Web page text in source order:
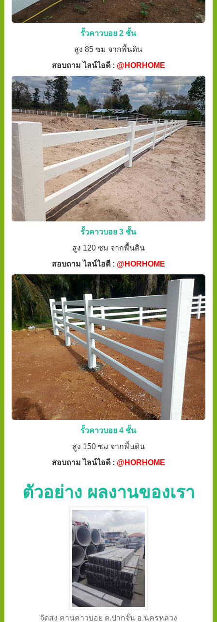
รั้วคาวบอย 2 ชั้น
สูง 85 ซม จากพื้นดิน
สอบถาม ไลน์ไอดี : @HORHOME
รั้วคาวบอย 3 ชั้น
สูง 120 ซม จากพื้นดิน
สอบถาม ไลน์ไอดี : @HORHOME
รั้วคาวบอย 4 ชั้น
สูง 150 ซม จากพื้นดิน
สอบถาม ไลน์ไอดี : @HORHOME
ตัวอย่าง ผลงานของเรา
จัดส่ง คานคาวบอย ต.ปากจั่น อ.นครหลวง